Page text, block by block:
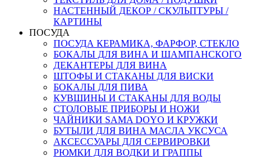
НАСТЕННЫЙ ДЕКОР / СКУЛЬПТУРЫ /
КАРТИНЫ
ПОСУДА
ПОСУДА КЕРАМИКА, ФАРФОР, СТЕКЛО
БОКАЛЫ ДЛЯ ВИНА И ШАМПАНСКОГО
ДЕКАНТЕРЫ ДЛЯ ВИНА
ШТОФЫ И СТАКАНЫ ДЛЯ ВИСКИ
БОКАЛЫ ДЛЯ ПИВА
КУВШИНЫ И СТАКАНЫ ДЛЯ ВОДЫ
СТОЛОВЫЕ ПРИБОРЫ И НОЖИ
ЧАЙНИКИ SAMA DOYO И КРУЖКИ
БУТЫЛИ ДЛЯ ВИНА МАСЛА УКСУСА
АКСЕССУАРЫ ДЛЯ СЕРВИРОВКИ
РЮМКИ ДЛЯ ВОДКИ И ГРАППЫ